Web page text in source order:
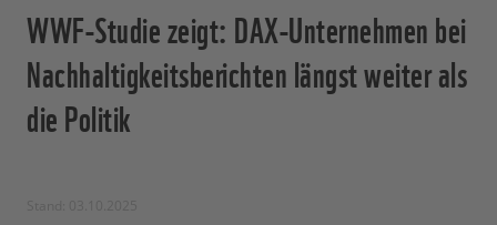
WWF-Studie zeigt: DAX-Unternehmen bei
Nachhaltigkeitsberichten längst weiter als
die Politik